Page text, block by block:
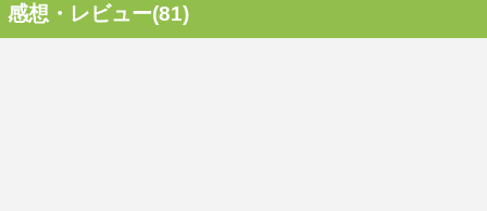
感想・レビュー(81)